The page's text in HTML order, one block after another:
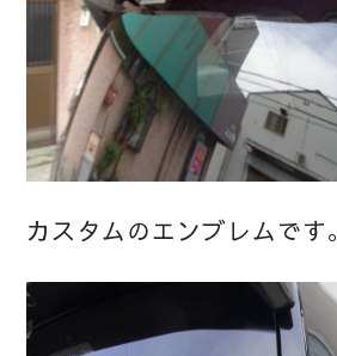
カスタムのエンブレムです。